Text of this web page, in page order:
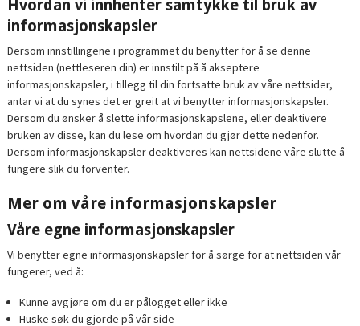
Hvordan vi innhenter samtykke til bruk av
informasjonskapsler
Dersom innstillingene i programmet du benytter for å se denne
nettsiden (nettleseren din) er innstilt på å akseptere
informasjonskapsler, i tillegg til din fortsatte bruk av våre nettsider,
antar vi at du synes det er greit at vi benytter informasjonskapsler.
Dersom du ønsker å slette informasjonskapslene, eller deaktivere
bruken av disse, kan du lese om hvordan du gjør dette nedenfor.
Dersom informasjonskapsler deaktiveres kan nettsidene våre slutte å
fungere slik du forventer.
Mer om våre informasjonskapsler
Våre egne informasjonskapsler
Vi benytter egne informasjonskapsler for å sørge for at nettsiden vår
fungerer, ved å:
Kunne avgjøre om du er pålogget eller ikke
Huske søk du gjorde på vår side